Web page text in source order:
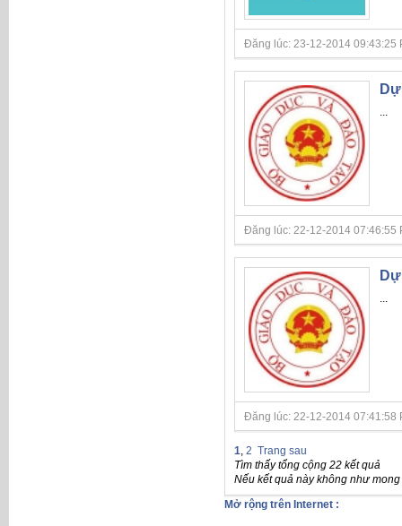
Đăng lúc: 23-12-2014 09:43:25
...
Đăng lúc: 22-12-2014 07:46:55
...
Đăng lúc: 22-12-2014 07:41:58
1, 2 Trang sau
Tìm thấy tổng cộng 22 kết quả
Nếu kết quả này không như
Mở rộng trên Internet :